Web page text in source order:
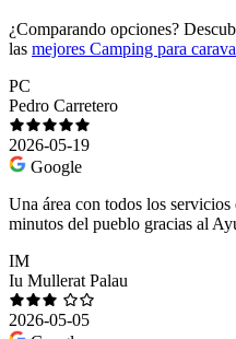
¿Comparando opciones?
las mejores Camping para
PC
Pedro Carretero
2026-05-19
Google
Una área con todos los
minutos del pueblo gracias al
IM
Iu Mullerat Palau
2026-05-05